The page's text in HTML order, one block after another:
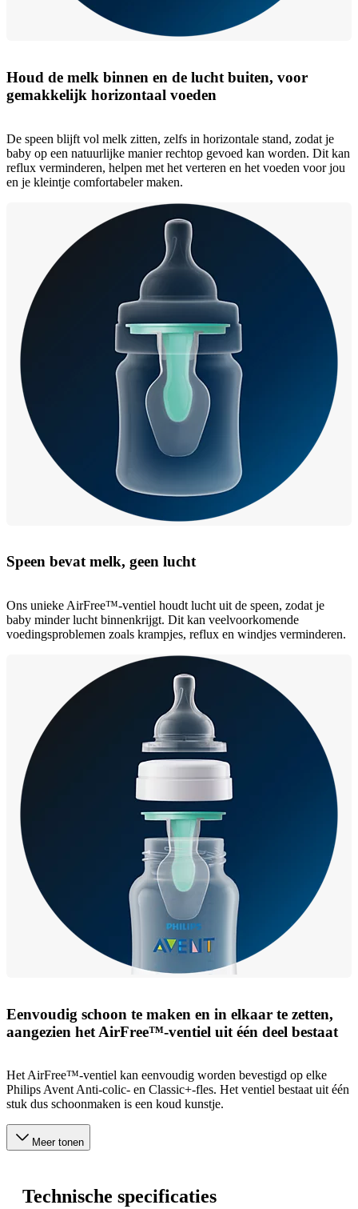
Houd de melk binnen en de lucht buiten, voor
gemakkelijk horizontaal voeden
De speen blijft vol melk zitten, zelfs in horizontale stand, zodat je
baby op een natuurlijke manier rechtop gevoed kan worden. Dit kan
reflux verminderen, helpen met het verteren en het voeden voor jou
en je kleintje comfortabeler maken.
Speen bevat melk, geen lucht
Ons unieke AirFree™-ventiel houdt lucht uit de speen, zodat je
baby minder lucht binnenkrijgt. Dit kan veelvoorkomende
voedingsproblemen zoals krampjes, reflux en windjes verminderen.
Eenvoudig schoon te maken en in elkaar te zetten,
aangezien het AirFree™-ventiel uit één deel bestaat
Het AirFree™-ventiel kan eenvoudig worden bevestigd op elke
Philips Avent Anti-colic- en Classic+-fles. Het ventiel bestaat uit één
stuk dus schoonmaken is een koud kunstje.
Meer tonen
Technische specificaties